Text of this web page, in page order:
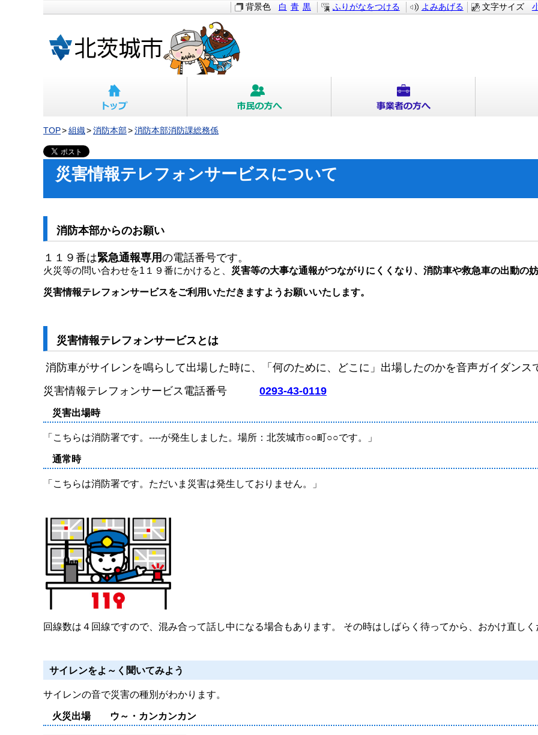
文字サイズ
背景色 白 青 黒 ふりがなをつける よみあげる
TOP 組織 消防本部 消防本部消防課総務係
災害情報テレフォンサービスについて
消防本部からのお願い
１１９番は緊急通報専用の電話番号です。
火災等の問い合わせを1１９番にかけると、 災害等の大事な通報がつながりにくくなり、消防車や救急車の出動の
災害情報テレフォンサービスをご利用いただきますようお願いいたします。
災害情報テレフォンサービスとは
消防車がサイレンを鳴らして出場した時に、「何のために、どこに」 出場したのかを音声ガイダンス
災害情報テレフォンサービス電話番号 0293‐43‐0119
災害出場時
「こちらは消防署です。‐‐‐‐が発生しました。場所：北茨城市○○町○○です。」
通常時
「こちらは消防署です。ただいま災害は発生しておりません。」
回線数は４回線ですので、混み合って話し中になる場合もあります。 その時はしばらく待ってから、おかけ直し
サイレンをよ～く聞いてみよう
サイレンの音で災害の種別がわかります。
火災出場 ウ～・カンカンカン